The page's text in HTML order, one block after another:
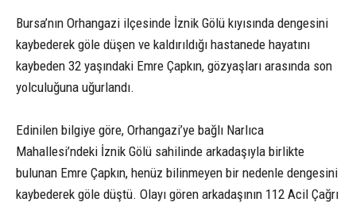
Bursa’nın Orhangazi ilçesinde İznik Gölü kıyısında dengesini
kaybederek göle düşen ve kaldırıldığı hastanede hayatını
kaybeden 32 yaşındaki Emre Çapkın, gözyaşları arasında son
yolculuğuna uğurlandı.
Edinilen bilgiye göre, Orhangazi’ye bağlı Narlıca
Mahallesi’ndeki İznik Gölü sahilinde arkadaşıyla birlikte
bulunan Emre Çapkın, henüz bilinmeyen bir nedenle dengesini
kaybederek göle düştü. Olayı gören arkadaşının 112 Acil Çağrı